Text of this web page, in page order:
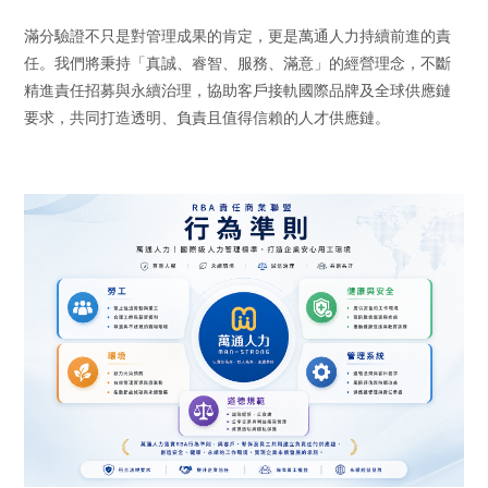
滿分驗證不只是對管理成果的肯定，更是萬通人力持續前進的責
任。我們將秉持「真誠、睿智、服務、滿意」的經營理念，不斷
精進責任招募與永續治理，協助客戶接軌國際品牌及全球供應鏈
要求，共同打造透明、負責且值得信賴的人才供應鏈。